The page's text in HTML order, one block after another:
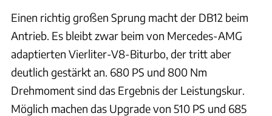
Einen richtig großen Sprung macht der DB12 beim
Antrieb. Es bleibt zwar beim von Mercedes-AMG
adaptierten Vierliter-V8-Biturbo, der tritt aber
deutlich gestärkt an. 680 PS und 800 Nm
Drehmoment sind das Ergebnis der Leistungskur.
Möglich machen das Upgrade von 510 PS und 685